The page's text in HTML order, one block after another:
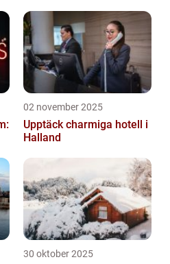
02 november 2025
Upptäck charmiga hotell i
Halland
30 oktober 2025